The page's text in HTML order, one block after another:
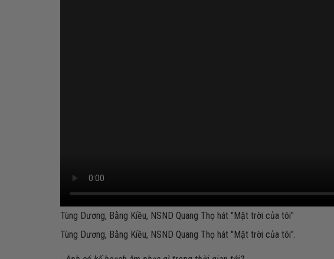
Tùng Dương, Bằng Kiều, NSND Quang Thọ hát "Mặt trời của tôi"
Tùng Dương, Bằng Kiều, NSND Quang Thọ hát "Mặt trời của tôi".